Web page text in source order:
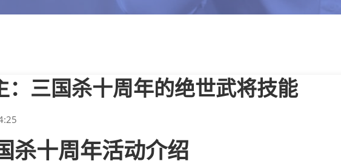
：三国杀十周年的绝世武将技能
杀十周年活动介绍